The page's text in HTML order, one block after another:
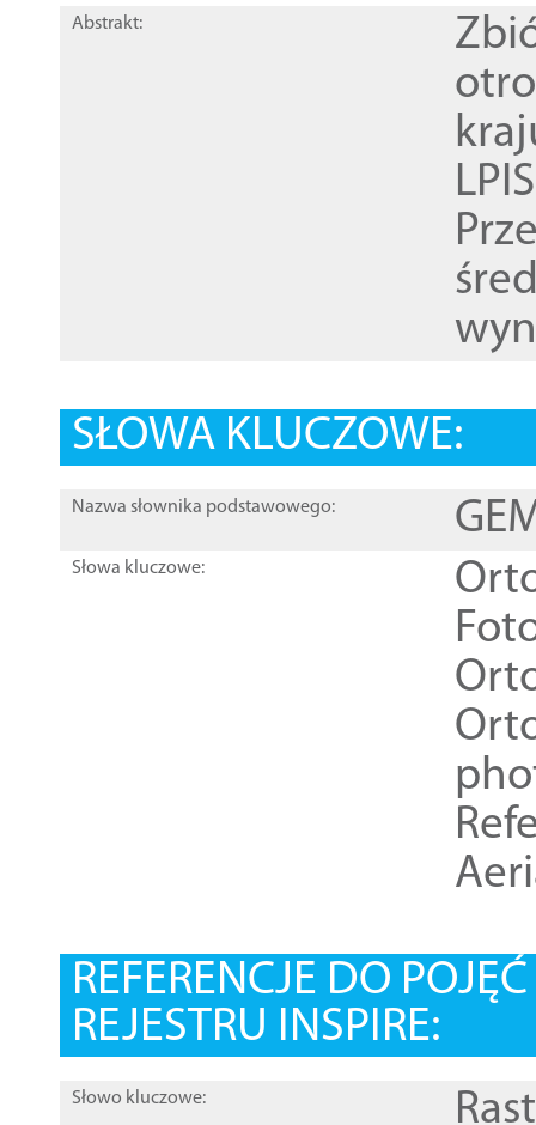
Abstrakt:
SŁOWA KLUCZOWE:
Nazwa słownika podstawowego:
Słowa kluczowe:
REFERENCJE DO
REJESTRU INSPIRE:
Słowo kluczowe: